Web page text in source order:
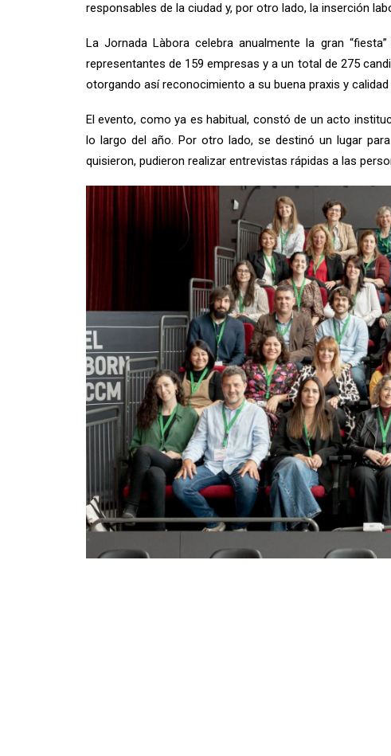
responsables de la ciudad y, por otro lado, la inserción
La Jornada Làbora celebra anualmente la gran
representantes de 159 empresas y a un total de 275
otorgando así reconocimiento a su buena praxis y
El evento, como ya es habitual, constó de un acto
lo largo del año. Por otro lado, se destinó un lugar
quisieron, pudieron realizar entrevistas rápidas a las